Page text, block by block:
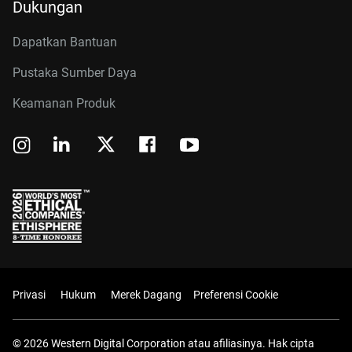
Dukungan
Dapatkan Bantuan
Pustaka Sumber Daya
Keamanan Produk
Privasi Hukum Merek Dagang Preferensi Cookie
© 2026 Western Digital Corporation atau afiliasinya. Hak cipta